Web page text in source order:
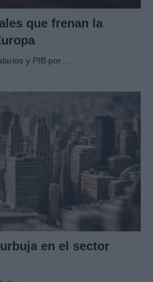
que frenan la
y PIB por…
en el sector